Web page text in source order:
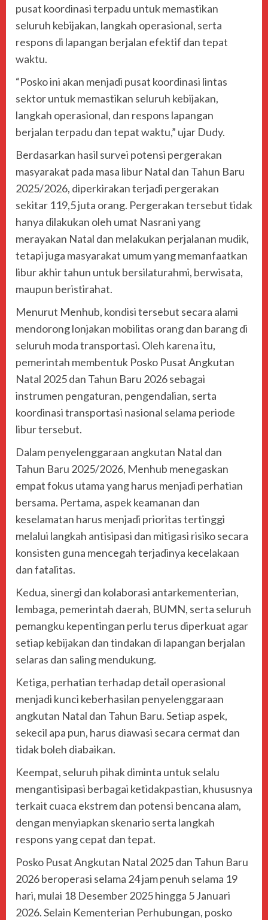
pusat koordinasi terpadu untuk memastikan
seluruh kebijakan, langkah operasional, serta
respons di lapangan berjalan efektif dan tepat
waktu.
“Posko ini akan menjadi pusat koordinasi lintas
sektor untuk memastikan seluruh kebijakan,
langkah operasional, dan respons lapangan
berjalan terpadu dan tepat waktu,” ujar Dudy.
Berdasarkan hasil survei potensi pergerakan
masyarakat pada masa libur Natal dan Tahun Baru
2025/2026, diperkirakan terjadi pergerakan
sekitar 119,5 juta orang. Pergerakan tersebut tidak
hanya dilakukan oleh umat Nasrani yang
merayakan Natal dan melakukan perjalanan mudik,
tetapi juga masyarakat umum yang memanfaatkan
libur akhir tahun untuk bersilaturahmi, berwisata,
maupun beristirahat.
Menurut Menhub, kondisi tersebut secara alami
mendorong lonjakan mobilitas orang dan barang di
seluruh moda transportasi. Oleh karena itu,
pemerintah membentuk Posko Pusat Angkutan
Natal 2025 dan Tahun Baru 2026 sebagai
instrumen pengaturan, pengendalian, serta
koordinasi transportasi nasional selama periode
libur tersebut.
Dalam penyelenggaraan angkutan Natal dan
Tahun Baru 2025/2026, Menhub menegaskan
empat fokus utama yang harus menjadi perhatian
bersama. Pertama, aspek keamanan dan
keselamatan harus menjadi prioritas tertinggi
melalui langkah antisipasi dan mitigasi risiko secara
konsisten guna mencegah terjadinya kecelakaan
dan fatalitas.
Kedua, sinergi dan kolaborasi antarkementerian,
lembaga, pemerintah daerah, BUMN, serta seluruh
pemangku kepentingan perlu terus diperkuat agar
setiap kebijakan dan tindakan di lapangan berjalan
selaras dan saling mendukung.
Ketiga, perhatian terhadap detail operasional
menjadi kunci keberhasilan penyelenggaraan
angkutan Natal dan Tahun Baru. Setiap aspek,
sekecil apa pun, harus diawasi secara cermat dan
tidak boleh diabaikan.
Keempat, seluruh pihak diminta untuk selalu
mengantisipasi berbagai ketidakpastian, khususnya
terkait cuaca ekstrem dan potensi bencana alam,
dengan menyiapkan skenario serta langkah
respons yang cepat dan tepat.
Posko Pusat Angkutan Natal 2025 dan Tahun Baru
2026 beroperasi selama 24 jam penuh selama 19
hari, mulai 18 Desember 2025 hingga 5 Januari
2026. Selain Kementerian Perhubungan, posko